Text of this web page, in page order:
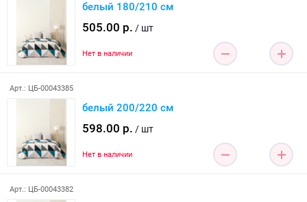
белый 180/210 см
505.00 р. / шт
Нет в наличии
Арт.: ЦБ-00043385
белый 200/220 см
598.00 р. / шт
Нет в наличии
Арт.: ЦБ-00043382